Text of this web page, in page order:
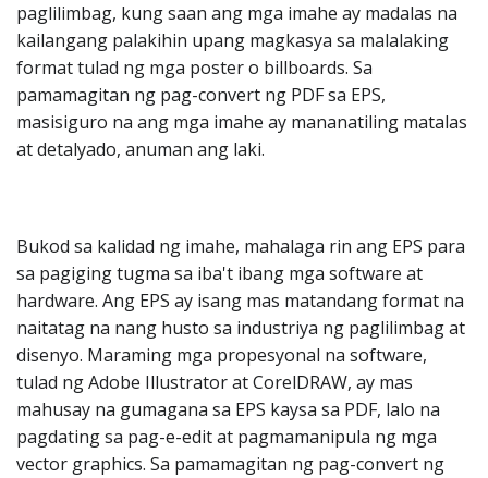
paglilimbag, kung saan ang mga imahe ay madalas na
kailangang palakihin upang magkasya sa malalaking
format tulad ng mga poster o billboards. Sa
pamamagitan ng pag-convert ng PDF sa EPS,
masisiguro na ang mga imahe ay mananatiling matalas
at detalyado, anuman ang laki.
Bukod sa kalidad ng imahe, mahalaga rin ang EPS para
sa pagiging tugma sa iba't ibang mga software at
hardware. Ang EPS ay isang mas matandang format na
naitatag na nang husto sa industriya ng paglilimbag at
disenyo. Maraming mga propesyonal na software,
tulad ng Adobe Illustrator at CorelDRAW, ay mas
mahusay na gumagana sa EPS kaysa sa PDF, lalo na
pagdating sa pag-e-edit at pagmamanipula ng mga
vector graphics. Sa pamamagitan ng pag-convert ng